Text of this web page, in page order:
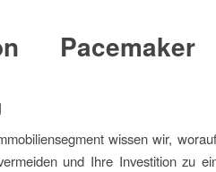
Pacemaker
wissen wir,
und Ihre Investition zu